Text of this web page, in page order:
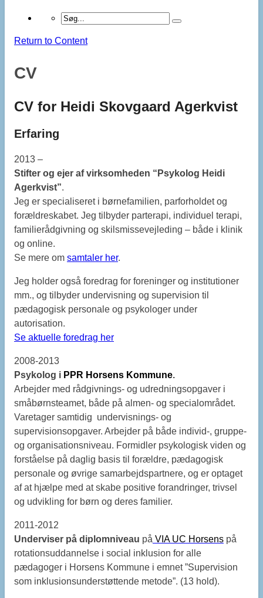
Return to Content
CV
CV for Heidi Skovgaard Agerkvist
Erfaring
2013 –
Stifter og ejer af virksomheden “Psykolog Heidi
Agerkvist”.
Jeg er specialiseret i børnefamilien, parforholdet og
forældreskabet. Jeg tilbyder parterapi, individuel terapi,
familierådgivning og skilsmissevejleding – både i klinik
og online.
Se mere om samtaler her.
Jeg holder også foredrag for foreninger og institutioner
mm., og tilbyder undervisning og supervision til
pædagogisk personale og psykologer under
autorisation.
Se aktuelle foredrag her
2008-2013
Psykolog i PPR Horsens Kommune.
Arbejder med rådgivnings- og udredningsopgaver i
småbørnsteamet, både på almen- og specialområdet.
Varetager samtidig undervisnings- og
supervisionsopgaver. Arbejder på både individ-, gruppe-
og organisationsniveau. Formidler psykologisk viden og
forståelse på daglig basis til forældre, pædagogisk
personale og øvrige samarbejdspartnere, og er optaget
af at hjælpe med at skabe positive forandringer, trivsel
og udvikling for børn og deres familier.
2011-2012
Underviser på diplomniveau på VIA UC Horsens på
rotationsuddannelse i social inklusion for alle
pædagoger i Horsens Kommune i emnet ”Supervision
som inklusionsunderstøttende metode”. (13 hold).